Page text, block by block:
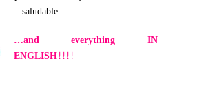
saludable…
…and everything IN
ENGLISH!!!!